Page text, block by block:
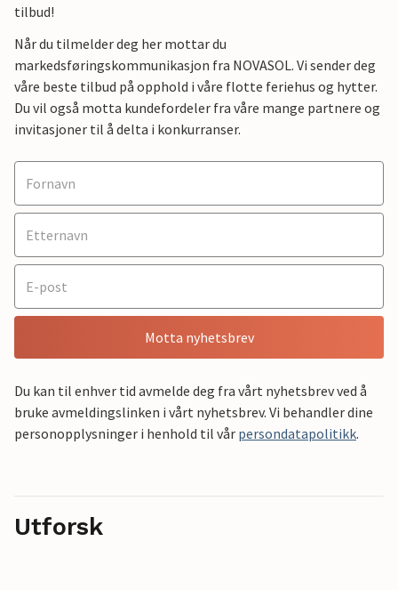
tilbud!
Når du tilmelder deg her mottar du
markedsføringskommunikasjon fra NOVASOL. Vi sender deg
våre beste tilbud på opphold i våre flotte feriehus og hytter.
Du vil også motta kundefordeler fra våre mange partnere og
invitasjoner til å delta i konkurranser.
Motta nyhetsbrev
Du kan til enhver tid avmelde deg fra vårt nyhetsbrev ved å
bruke avmeldingslinken i vårt nyhetsbrev. Vi behandler dine
personopplysninger i henhold til vår persondatapolitikk.
Utforsk